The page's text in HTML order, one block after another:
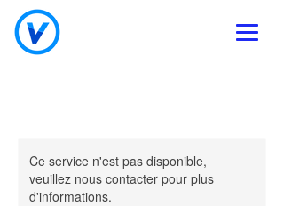
Ce service n'est pas disponible,
veuillez nous contacter pour plus
d'informations.